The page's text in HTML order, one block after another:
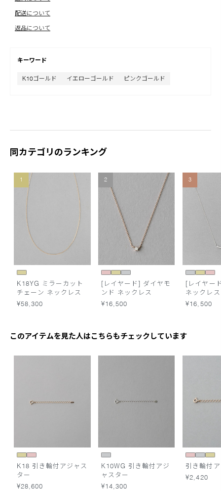
配送について
返品について
キーワード
K10ゴールド イエローゴールド ピンクゴールド
同カテゴリのランキング
1
K18YG ミラーカット
チェーン ネックレス
¥58,300
2
[レイヤード] ダイヤモ
ンド ネックレス
¥16,500
3
[レイヤー
ネックレス
¥16,500
このアイテムを見た人はこちらもチェックしています
K18 引き輪付アジャス
ター
¥28,600
K10WG 引き輪付アジ
ャスター
¥14,300
引き輪付
¥2,420